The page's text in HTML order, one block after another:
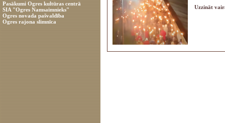
Pasākumi Ogres kultūras centrā
SIA "Ogres Namsaimnieks"
Ogres novada pašvaldība
Ogres rajona slimnīca
Uzzināt